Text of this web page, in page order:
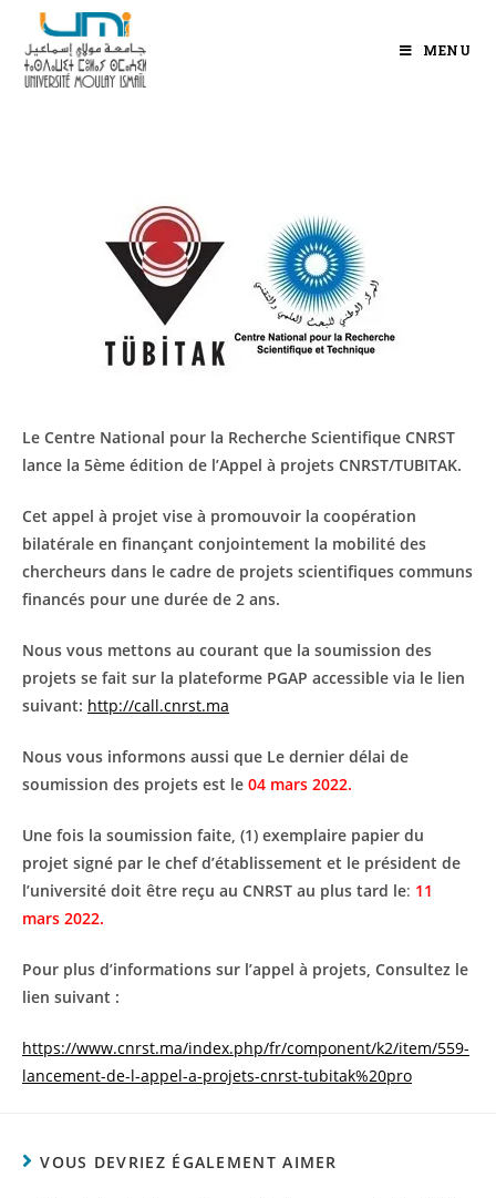
MENU
Le Centre National pour la Recherche Scientifique CNRST
lance la 5ème édition de l’Appel à projets CNRST/TUBITAK.
Cet appel à projet vise à promouvoir la coopération
bilatérale en finançant conjointement la mobilité des
chercheurs dans le cadre de projets scientifiques communs
financés pour une durée de 2 ans.
Nous vous mettons au courant que la soumission des
projets se fait sur la plateforme PGAP accessible via le lien
suivant: http://call.cnrst.ma
Nous vous informons aussi que Le dernier délai de
soumission des projets est le 04 mars 2022.
Une fois la soumission faite, (1) exemplaire papier du
projet signé par le chef d’établissement et le président de
l’université doit être reçu au CNRST au plus tard le: 11
mars 2022.
Pour plus d’informations sur l’appel à projets, Consultez le
lien suivant :
https://www.cnrst.ma/index.php/fr/component/k2/item/559-
lancement-de-l-appel-a-projets-cnrst-tubitak%20pro
VOUS DEVRIEZ ÉGALEMENT AIMER